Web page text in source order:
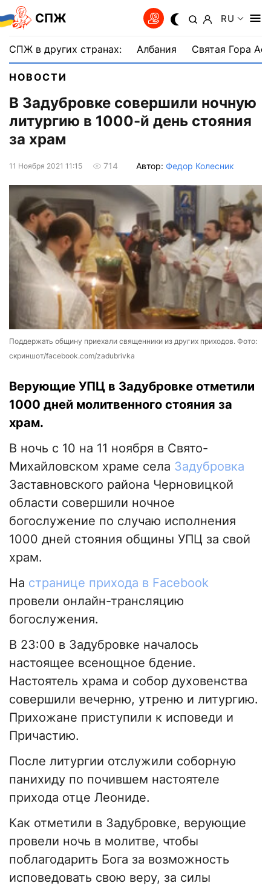
СПЖ RU
СПЖ в других странах: Албания Святая Гора
НОВОСТИ
В Задубровке совершили ночную
литургию в 1000-й день стояния
за храм
11 Ноября 2021 11:15 714 Автор: Федор Колесник
Поддержать общину приехали священники из других приходов. Фото:
скриншот/facebook.com/zadubrivka
Верующие УПЦ в Задубровке отметили
1000 дней молитвенного стояния за
храм.
В ночь с 10 на 11 ноября в Свято-
Михайловском храме села Задубровка
Заставновского района Черновицкой
области совершили ночное
богослужение по случаю исполнения
1000 дней стояния общины УПЦ за свой
храм.
На странице прихода в Facebook
провели онлайн-трансляцию
богослужения.
В 23:00 в Задубровке началось
настоящее всенощное бдение.
Настоятель храма и собор духовенства
совершили вечерню, утреню и литургию.
Прихожане приступили к исповеди и
Причастию.
После литургии отслужили соборную
панихиду по почившем настоятеле
прихода отце Леониде.
Как отметили в Задубровке, верующие
провели ночь в молитве, чтобы
поблагодарить Бога за возможность
исповедовать свою веру, за силы